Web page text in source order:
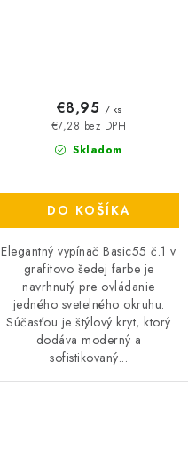
Skladom
€7,28 bez DPH
€8,95 / ks
DO KOŠÍKA
Elegantný vypínač Basic55 č.1 v
grafitovo šedej farbe je
navrhnutý pre ovládanie
jedného svetelného okruhu.
Súčasťou je štýlový kryt, ktorý
dodáva moderný a
sofistikovaný...